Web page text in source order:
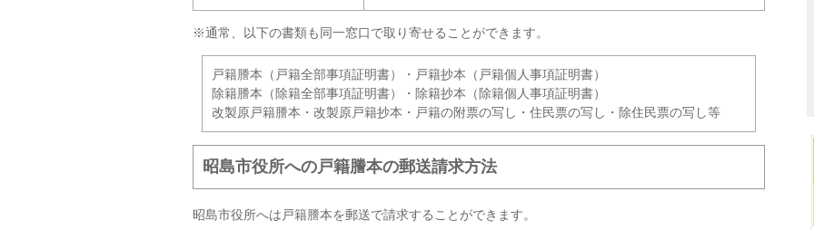
※通常、以下の書類も同一窓口で取り寄せることができます。
戸籍謄本（戸籍全部事項証明書）・戸籍抄本（戸籍個人事項証明書）
除籍謄本（除籍全部事項証明書）・除籍抄本（除籍個人事項証明書）
改製原戸籍謄本・改製原戸籍抄本・戸籍の附票の写し・住民票の写し・除住民票の写し等
昭島市役所への戸籍謄本の郵送請求方法
昭島市役所へは戸籍謄本を郵送で請求することができます。